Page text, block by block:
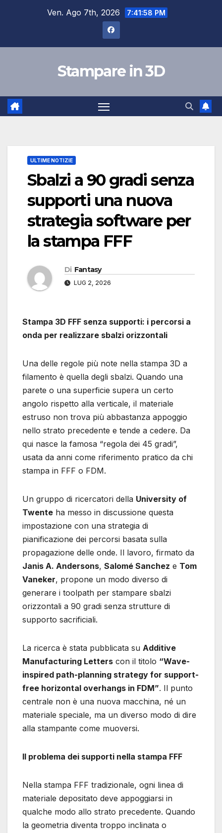
Ven. Ago 7th, 2026 7:41:59 PM
Stampare in 3D
ULTIME NOTIZIE
Sbalzi a 90 gradi senza
supporti una nuova
strategia software per
la stampa FFF
Di Fantasy
LUG 2, 2026
Stampa 3D FFF senza supporti: i percorsi a
onda per realizzare sbalzi orizzontali
Una delle regole più note nella stampa 3D a
filamento è quella degli sbalzi. Quando una
parete o una superficie supera un certo
angolo rispetto alla verticale, il materiale
estruso non trova più abbastanza appoggio
nello strato precedente e tende a cedere. Da
qui nasce la famosa “regola dei 45 gradi”,
usata da anni come riferimento pratico da chi
stampa in FFF o FDM.
Un gruppo di ricercatori della University of
Twente ha messo in discussione questa
impostazione con una strategia di
pianificazione dei percorsi basata sulla
propagazione delle onde. Il lavoro, firmato da
Janis A. Andersons, Salomé Sanchez e Tom
Vaneker, propone un modo diverso di
generare i toolpath per stampare sbalzi
orizzontali a 90 gradi senza strutture di
supporto sacrificiali.
La ricerca è stata pubblicata su Additive
Manufacturing Letters con il titolo “Wave-
inspired path-planning strategy for support-
free horizontal overhangs in FDM”. Il punto
centrale non è una nuova macchina, né un
materiale speciale, ma un diverso modo di dire
alla stampante come muoversi.
Il problema dei supporti nella stampa FFF
Nella stampa FFF tradizionale, ogni linea di
materiale depositato deve appoggiarsi in
qualche modo allo strato precedente. Quando
la geometria diventa troppo inclinata o